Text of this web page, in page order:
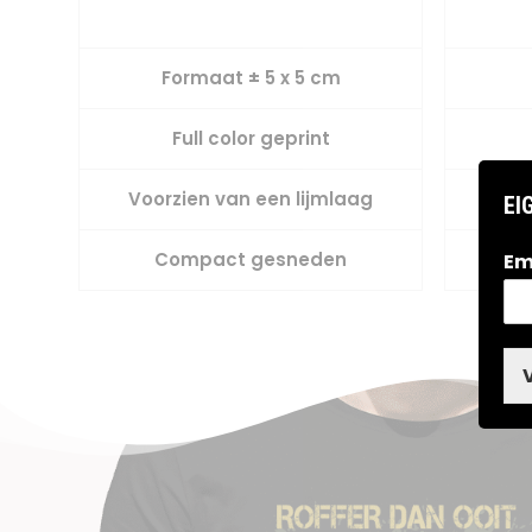
Formaat ± 5 x 5 cm
Full color geprint
Voorzien van een lijmlaag
Compact gesneden